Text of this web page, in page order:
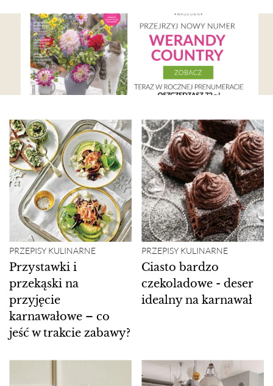
PRZEPISY KULINARNE
Przystawki i
przekąski na
przyjęcie
karnawałowe – co
jeść w trakcie zabawy?
PRZEPISY KULINARNE
Ciasto bardzo
czekoladowe - deser
idealny na karnawał